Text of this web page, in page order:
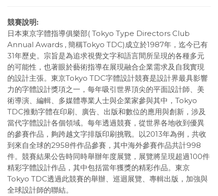
競賽說明:
日本東京字體指導俱樂部( Tokyo Type Directors Club
Annual Awards , 簡稱Tokyo TDC)成立於1987年，迄今已有
31年歷史。宗旨是為追求視覺文字和語言間所呈現的各種多元
的可能性，也著眼於藝術指導在展現融合企業需求及自我實現
的設計主張。東京Tokyo TDC字體設計競賽是設計界最具影響
力的字體設計獎項之一，每年吸引世界頂尖的平面設計師、美
術導演、編輯、多媒體專業人士與企業家參與其中，Tokyo
TDC推動字體在印刷、廣告、出版和數位的應用與創新，涉及
當代字體設計各個領域。每年透過競賽，從世界各地收到優異
的參賽作品，夠跨越文字排版印刷挑戰。以2013年為例，共收
到來自全球的2958件作品參賽，其中海外參賽作品共計998
件。競賽結果公告時同時舉辦年度展覽，展覽將呈現超過100件
精彩字體設計作品，其中包括當年獲獎的精彩作品。東京
Tokyo TDC透過此競賽的舉辦、巡迴展覽、專輯出版，加強與
全球設計師的聯結。